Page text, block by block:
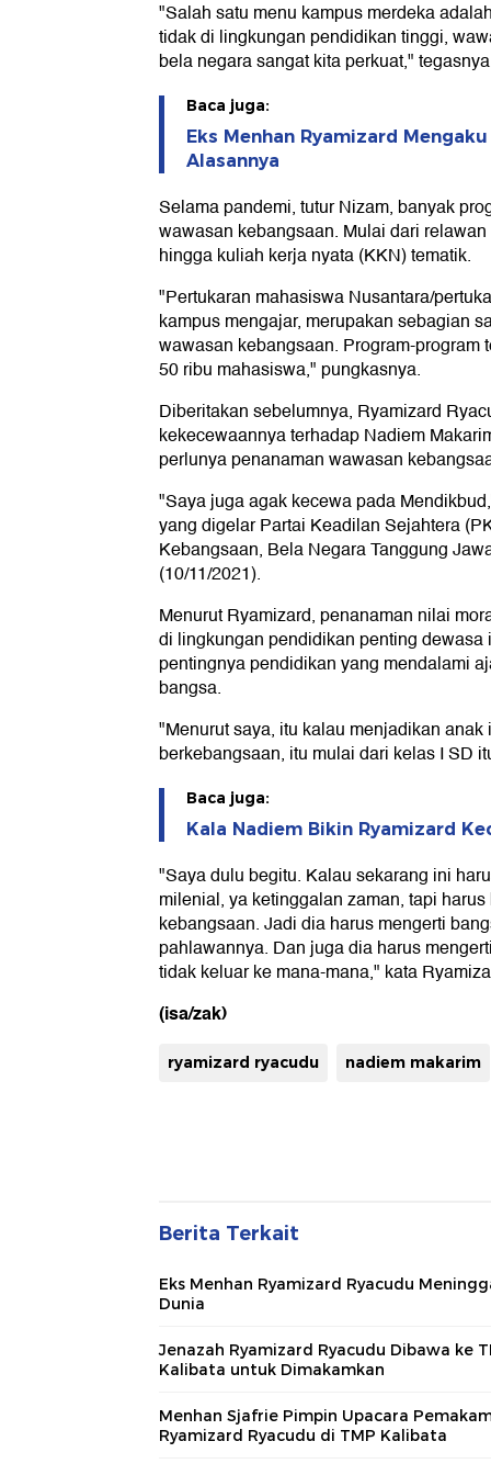
"Salah satu menu kampus merdeka
tidak di lingkungan pendidikan tinggi,
bela negara sangat kita perkuat,"
Baca juga:
Eks Menhan Ryamizard
Alasannya
Selama pandemi, tutur Nizam, banyak
wawasan kebangsaan. Mulai dari
hingga kuliah kerja nyata (KKN) tematik.
"Pertukaran mahasiswa Nusantara/
kampus mengajar, merupakan sebagian
wawasan kebangsaan. Program-program
50 ribu mahasiswa," pungkasnya.
Diberitakan sebelumnya, Ryamizard
kekecewaannya terhadap Nadiem
perlunya penanaman wawasan
"Saya juga agak kecewa pada
yang digelar Partai Keadilan Sejahtera
Kebangsaan, Bela Negara Tanggung
(10/11/2021).
Menurut Ryamizard, penanaman nilai
di lingkungan pendidikan penting
pentingnya pendidikan yang mendalami
bangsa.
"Menurut saya, itu kalau menjadikan
berkebangsaan, itu mulai dari kelas I SD
Baca juga:
Kala Nadiem Bikin Ryamizard
"Saya dulu begitu. Kalau sekarang ini
milenial, ya ketinggalan zaman, tapi
kebangsaan. Jadi dia harus mengerti
pahlawannya. Dan juga dia harus
tidak keluar ke mana-mana," kata
(isa/zak)
ryamizard ryacudu nadiem makarim
Berita Terkait
Eks Menhan Ryamizard Ryacudu
Dunia
Jenazah Ryamizard Ryacudu Dibawa ke
Kalibata untuk Dimakamkan
Menhan Sjafrie Pimpin Upacara
Ryamizard Ryacudu di TMP Kalibata